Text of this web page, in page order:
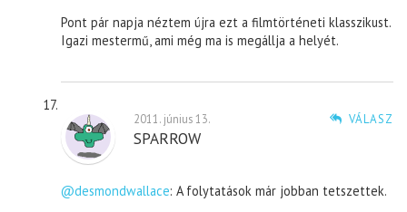
Pont pár napja néztem újra ezt a filmtörténeti klasszikust.
Igazi mestermű, ami még ma is megállja a helyét.
VÁLASZ
2011. június 13.
SPARROW
@desmondwallace: A folytatások már jobban tetszettek.